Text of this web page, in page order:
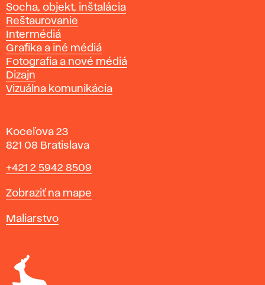
Socha, objekt, inštalácia
Reštaurovanie
Intermédiá
Grafika a iné médiá
Fotografia a nové médiá
Dizajn
Vizuálna komunikácia
Koceľova 23
821 08 Bratislava
Telefón
+421 2 5942 8509
Mapa
Zobraziť na mape
Katedry
Maliarstvo